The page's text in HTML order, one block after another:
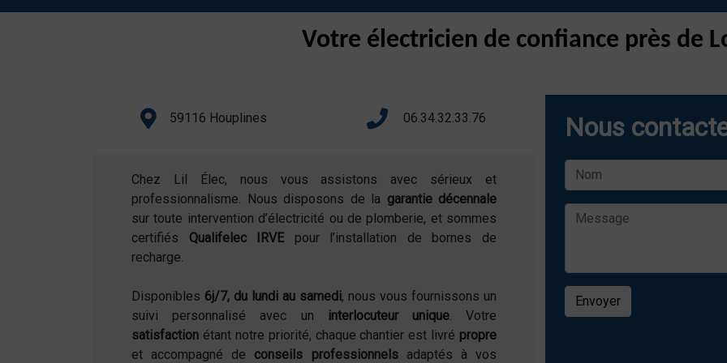
Votre électricien de confiance près de
59116 Houplines 06.34.32.33.76
Chez Lil Élec, nous vous assistons avec sérieux et
professionnalisme. Nous disposons de la garantie décennale
sur toute intervention d’électricité ou de plomberie, et sommes
certifiés Qualifelec IRVEpour l’installation de bornes de
recharge.
Disponibles 6j/7, du lundi au samedi, nous vous fournissons un
suivi personnalisé avec un
interlocuteur unique. Votre
satisfaction étant notre priorité, chaque chantier est livré propre
et accompagné de conseils professionnelsadaptés à vos
Nous
Envoyer